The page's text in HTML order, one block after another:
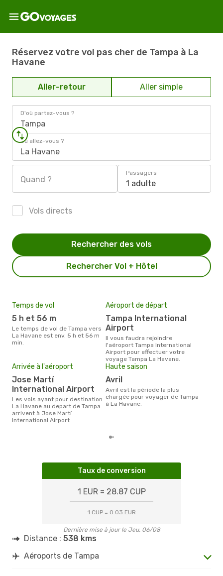
Réservez votre vol pas cher de Tampa à La
Havane
Aller-retour Aller simple
D'où partez-vous ?
Tampa
Où allez-vous ?
La Havane
Quand ?
Passagers
1 adulte
Vols directs
Rechercher Vol + Hôtel
Rechercher des vols
Temps de vol
5 h et 56 m
Le temps de vol de Tampa vers
La Havane est env. 5 h et 56 m
min.
Aéroport de départ
Tampa International
Airport
Il vous faudra rejoindre
l'aéroport Tampa International
Airport pour effectuer votre
voyage Tampa La Havane.
Arrivée à l'aéroport
Jose Martí
International Airport
Les vols ayant pour destination
La Havane au depart de Tampa
arrivent à Jose Martí
International Airport
Haute saison
avril
avril est la période la plus
chargée pour voyager de Tampa
à La Havane.
Taux de conversion
1 EUR = 28.87 CUP
1 CUP = 0.03 EUR
Dernière mise à jour le Jeu. 06/08
Distance : 538 kms
Aéroports de Tampa